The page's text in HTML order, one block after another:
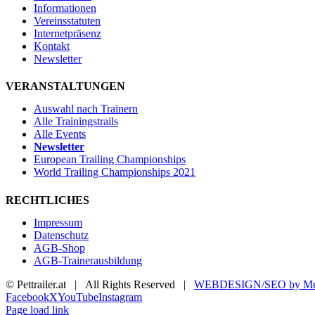
Informationen
Vereinsstatuten
Internetpräsenz
Kontakt
Newsletter
VERANSTALTUNGEN
Auswahl nach Trainern
Alle Trainingstrails
Alle Events
Newsletter
European Trailing Championships
World Trailing Championships 2021
RECHTLICHES
Impressum
Datenschutz
AGB-Shop
AGB-Trainerausbildung
© Pettrailer.at | All Rights Reserved | WEBDESIGN/SEO by
FacebookXYouTubeInstagram
Page load link